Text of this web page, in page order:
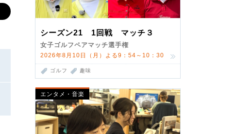
シーズン21 1回戦 マッチ３
女子ゴルフペアマッチ選手権
2026年8月10日（月）よる9：54～10：30
ゴルフ 趣味
エンタメ・音楽